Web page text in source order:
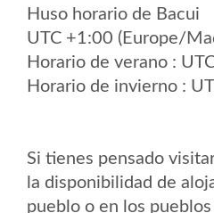
Huso horario de Bacui
UTC +1:00 (Europe/
Horario de verano :
Horario de invierno :
Si tienes pensado
la disponibilidad de
pueblo o en los